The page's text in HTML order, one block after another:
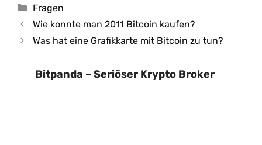
Kategorien
Fragen
Wie konnte man 2011 Bitcoin kaufen?
Was hat eine Grafikkarte mit Bitcoin zu tun?
Bitpanda – Seriöser Krypto Broker